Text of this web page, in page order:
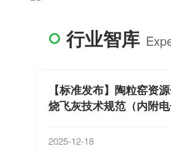
行业智库
【标准发布】陶粒窑资
烧飞灰技术规范（内附电
2025-12-18